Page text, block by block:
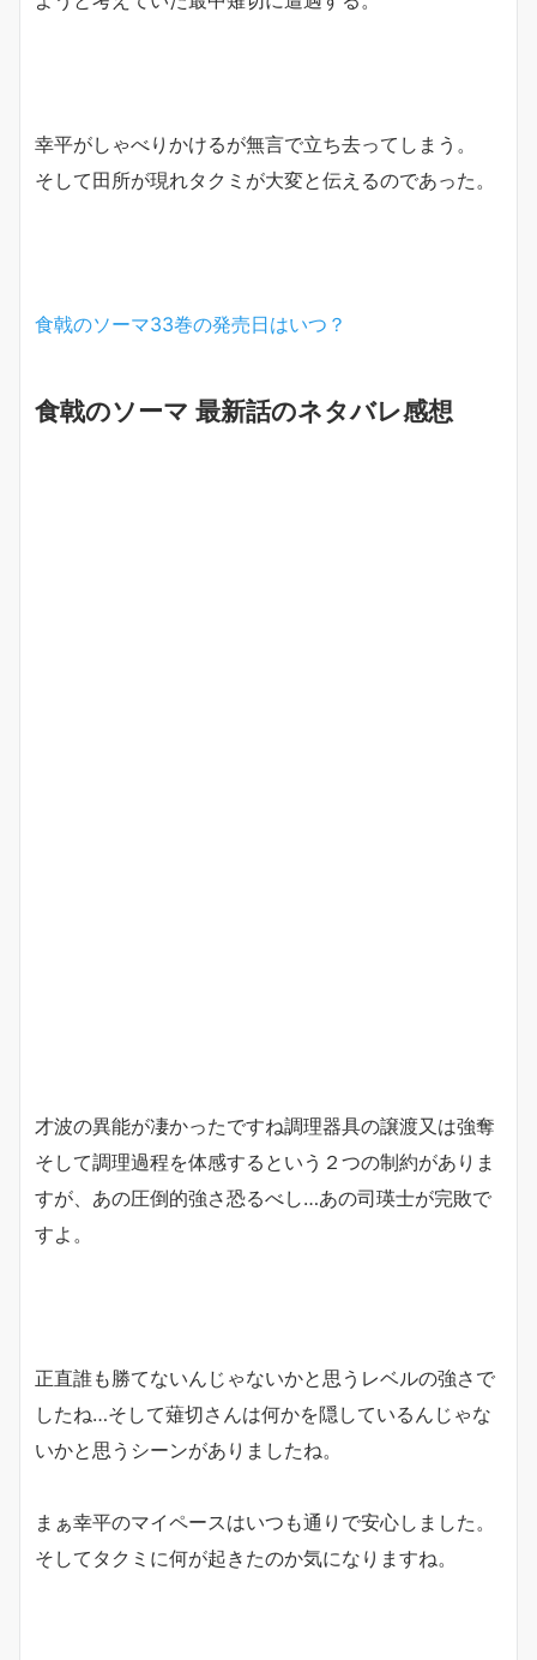
幸平がしゃべりかけるが無言で立ち去ってしまう。
そして田所が現れタクミが大変と伝えるのであった。
食戟のソーマ33巻の発売日はいつ？
食戟のソーマ 最新話のネタバレ感想
才波の異能が凄かったですね調理器具の譲渡又は強奪
そして調理過程を体感するという２つの制約がありま
すが、あの圧倒的強さ恐るべし…あの司瑛士が完敗で
すよ。
正直誰も勝てないんじゃないかと思うレベルの強さで
したね…そして薙切さんは何かを隠しているんじゃな
いかと思うシーンがありましたね。
まぁ幸平のマイペースはいつも通りで安心しました。
そしてタクミに何が起きたのか気になりますね。